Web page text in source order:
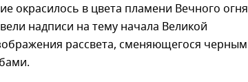
окрасилось в цвета пламени Вечного
надписи на тему начала Великой
рассвета, сменяющегося черным